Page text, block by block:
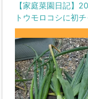
【家庭菜園日記】
トウモロコシに初チ